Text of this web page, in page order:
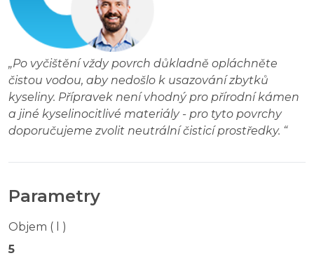
„Po vyčištění vždy povrch důkladně opláchněte
čistou vodou, aby nedošlo k usazování zbytků
kyseliny. Přípravek není vhodný pro přírodní kámen
a jiné kyselinocitlivé materiály - pro tyto povrchy
doporučujeme zvolit neutrální čisticí prostředky. “
Parametry
Objem ( l )
5